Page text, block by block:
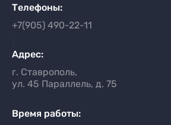
Телефоны:
+7(905) 490-22-11
Адрес:
г. Ставрополь,
ул. 45 Параллель, д. 75
Время работы: